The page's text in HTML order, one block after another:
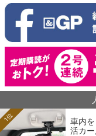
車内
活カー
1位